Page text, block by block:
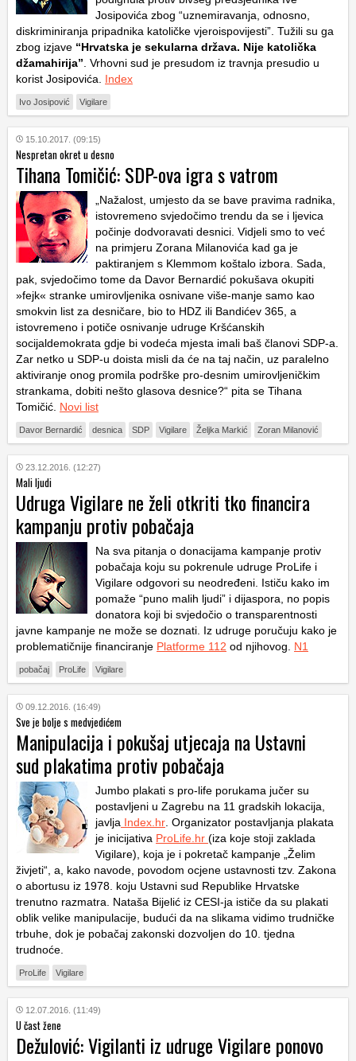
Josipovića zbog “uznemiravanja, odnosno,
diskriminiranja pripadnika katoličke vjeroispovijesti”. Tužili su ga
zbog izjave “Hrvatska je sekularna država. Nije katolička
džamahirija” . Vrhovni sud je presudom iz travnja presudio u
korist Josipovića. Index
Ivo Josipović Vigilare
15.10.2017. (09:15)
Nespretan okret u desno
Tihana Tomičić: SDP-ova igra s vatrom
„Nažalost, umjesto da se bave pravima radnika,
istovremeno svjedočimo trendu da se i ljevica
počinje dodvoravati desnici. Vidjeli smo to već
na primjeru Zorana Milanovića kad ga je
paktiranjem s Klemmom koštalo izbora. Sada,
pak, svjedočimo tome da Davor Bernardić pokušava okupiti
»fejk« stranke umirovljenika osnivane više-manje samo kao
smokvin list za desničare, bio to HDZ ili Bandićev 365, a
istovremeno i potiče osnivanje udruge Kršćanskih
socijaldemokrata gdje bi vodeća mjesta imali baš članovi SDP-a.
Zar netko u SDP-u doista misli da će na taj način, uz paralelno
aktiviranje onog promila podrške pro-desnim umirovljeničkim
strankama, dobiti nešto glasova desnice?“ pita se Tihana
Tomičić. Novi list
Davor Bernardić desnica SDP Vigilare Željka Markić Zoran Milanović
23.12.2016. (12:27)
Mali ljudi
Udruga Vigilare ne želi otkriti tko financira
kampanju protiv pobačaja
Na sva pitanja o donacijama kampanje protiv
pobačaja koju su pokrenule udruge ProLife i
Vigilare odgovori su neodređeni. Ističu kako im
pomaže “puno malih ljudi” i dijaspora, no popis
donatora koji bi svjedočio o transparentnosti
javne kampanje ne može se doznati. Iz udruge poručuju kako je
problematičnije financiranje Platforme 112 od njihovog. N1
pobačaj ProLife Vigilare
09.12.2016. (16:49)
Sve je bolje s medvjedićem
Manipulacija i pokušaj utjecaja na Ustavni
sud plakatima protiv pobačaja
Jumbo plakati s pro-life porukama jučer su
postavljeni u Zagrebu na 11 gradskih lokacija,
javlja Index.hr . Organizator postavljanja plakata
je inicijativa ProLife.hr (iza koje stoji zaklada
Vigilare), koja je i pokretač kampanje „Želim
živjeti“, a, kako navode, povodom ocjene ustavnosti tzv. Zakona
o abortusu iz 1978. koju Ustavni sud Republike Hrvatske
trenutno razmatra. Nataša Bijelić iz CESI-ja ističe da su plakati
oblik velike manipulacije, budući da na slikama vidimo trudničke
trbuhe, dok je pobačaj zakonski dozvoljen do 10. tjedna
trudnoće.
ProLife Vigilare
12.07.2016. (11:49)
U čast žene
Dežulović: Vigilanti iz udruge Vigilare ponovo